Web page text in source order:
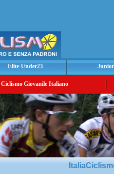
Elite-Under23
Giovanile Italiano